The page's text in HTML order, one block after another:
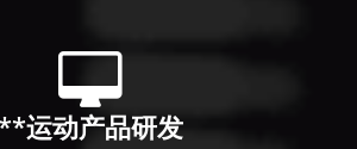
**运动产品研发